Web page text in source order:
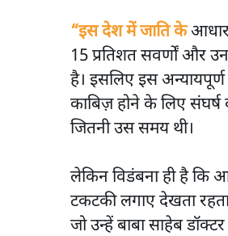
“इस देश में जाति केआधार
15 प्रतिशत सवर्णों और
है। इसलिए इस
काबिज़ होने के लिए संघर्ष
जितनी उस समय थी।
लेकिन विडंबना ही है कि
टकटकी लगाए देखता
जो उन्हें बाबा साहेब